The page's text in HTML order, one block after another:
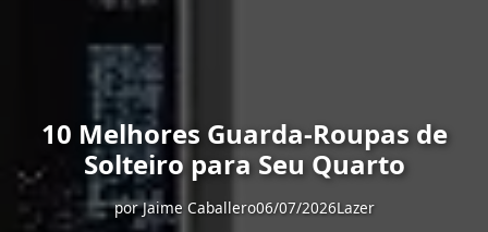
10 Melhores Guarda-Roupas de
Solteiro para Seu Quarto
porJaime Caballero06/07/2026Lazer